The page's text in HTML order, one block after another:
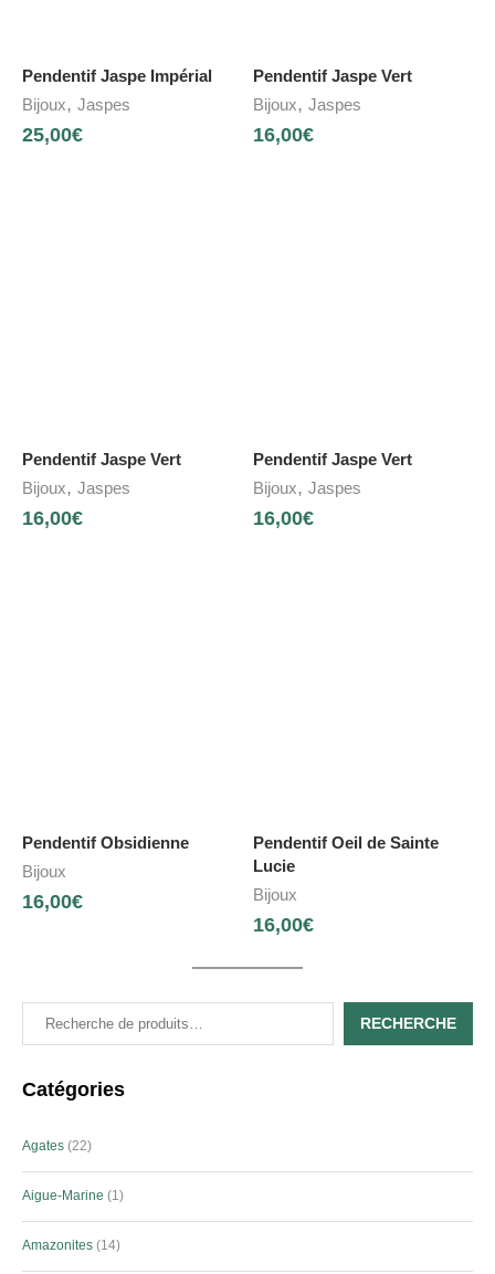
Pendentif Jaspe Impérial
Bijoux, Jaspes
25,00€
Pendentif Jaspe Vert
Bijoux, Jaspes
16,00€
Pendentif Jaspe Vert
Bijoux, Jaspes
16,00€
Pendentif Jaspe Vert
Bijoux, Jaspes
16,00€
Pendentif Obsidienne
Bijoux
16,00€
Pendentif Oeil de Sainte
Lucie
Bijoux
16,00€
RECHERCHE
Catégories
Agates 22
Aigue-Marine 1
Amazonites 14